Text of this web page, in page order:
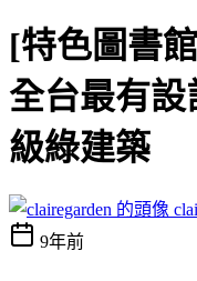
[特色圖書
全台最有
級綠建築
9年前